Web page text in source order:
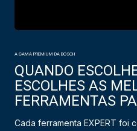
A GAMA PREMIUM DA BOSCH
QUANDO
ESCOLHES AS
FERRAMENTAS
Cada ferramenta EXPERT foi